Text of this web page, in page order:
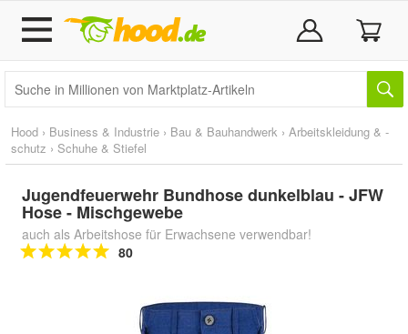
Hood › Business & Industrie › Bau & Bauhandwerk › Arbeitskleidung & -
schutz › Schuhe & Stiefel
Jugendfeuerwehr Bundhose dunkelblau - JFW
Hose - Mischgewebe
auch als Arbeitshose für Erwachsene verwendbar!
80